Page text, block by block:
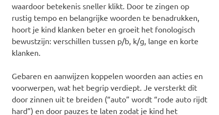
waardoor betekenis sneller klikt. Door te zingen op
rustig tempo en belangrijke woorden te benadrukken,
hoort je kind klanken beter en groeit het fonologisch
bewustzijn: verschillen tussen p/b, k/g, lange en korte
klanken.
Gebaren en aanwijzen koppelen woorden aan acties en
voorwerpen, wat het begrip verdiept. Je versterkt dit
door zinnen uit te breiden (“auto” wordt “rode auto rijdt
hard”) en door pauzes te laten zodat je kind het